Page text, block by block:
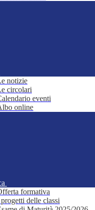
notizie
circolari
eventi
online
formativa
delle classi